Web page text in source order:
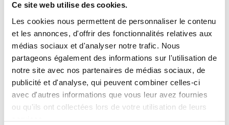
Ce site web utilise des cookies.
Les cookies nous permettent de personnaliser le contenu
et les annonces, d'offrir des fonctionnalités relatives aux
médias sociaux et d'analyser notre trafic. Nous
partageons également des informations sur l'utilisation de
notre site avec nos partenaires de médias sociaux, de
publicité et d'analyse, qui peuvent combiner celles-ci
avec d'autres informations que vous leur avez fournies
ou qu'ils ont collectées lors de votre utilisation de leurs
services.
Morgon
Côte du Py
discover
Morgon
Vignes de 1935
discover